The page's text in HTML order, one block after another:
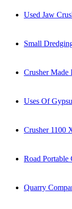
Used Jaw
Small
Crusher Made
Uses Of
Crusher 1100
Road Portable
Quarry